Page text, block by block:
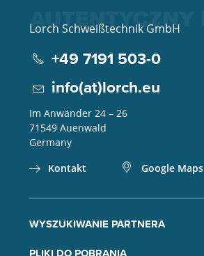
Lorch Schweißtechnik GmbH
+49 7191 503-0
info(at)lorch.eu
Im Anwänder 24 – 26
71549 Auenwald
Germany
Kontakt
Google Maps
WYSZUKIWANIE PARTNERA
PLIKI DO POBRANIA